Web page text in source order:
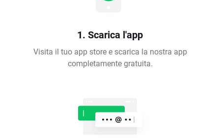
1. Scarica l'app
Visita il tuo app store e scarica la nostra app
completamente gratuita.